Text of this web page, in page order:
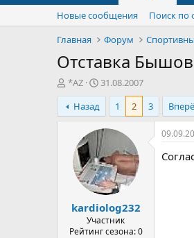
Новые сообщения
Поиск по
Главная
Форум
Отставка
А
в
т
о
м
*AZ
Д
а
а
н
а
ч
а
л
а
31.08.2007
Назад
1 2 3
kardiolog232
Участник
Рейтинг сезона: 0